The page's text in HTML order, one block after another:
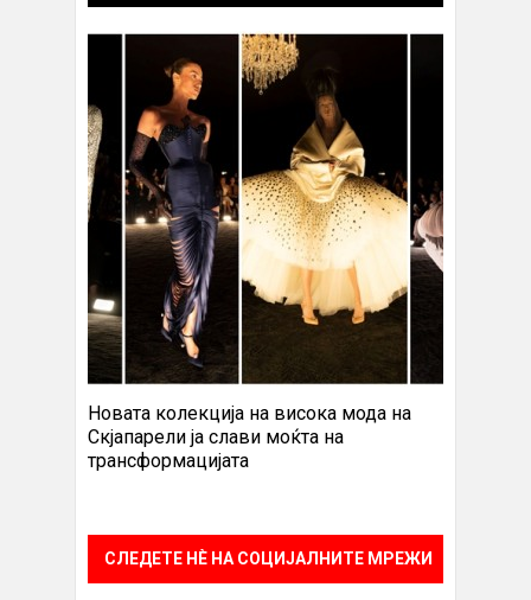
Новата колекција на висока мода на
Скјапарели ја слави моќта на
трансформацијата
СЛЕДЕТЕ НÈ НА СОЦИЈАЛНИТЕ МРЕЖИ